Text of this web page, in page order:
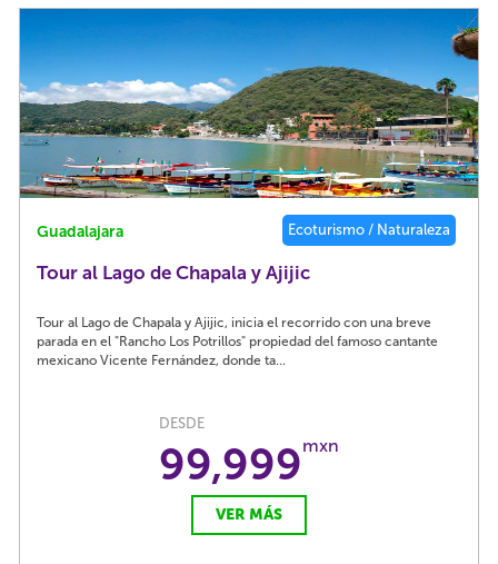
Guadalajara Ecoturismo / Naturaleza
Tour al Lago de Chapala y Ajijic
Tour al Lago de Chapala y Ajijic, inicia el recorrido con una breve
parada en el "Rancho Los Potrillos" propiedad del famoso cantante
mexicano Vicente Fernández, donde ta...
DESDE
99,999mxn
VER MÁS